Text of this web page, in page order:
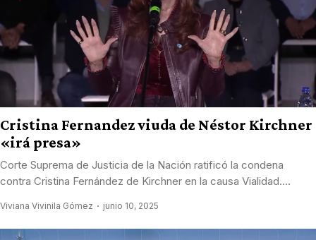
Cristina Fernandez viuda de Néstor Kirchner
«irá presa»
Corte Suprema de Justicia de la Nación ratificó la condena
contra Cristina Fernández de Kirchner en la causa Vialidad....
Viviana Vivinila Gómez junio 10, 2025